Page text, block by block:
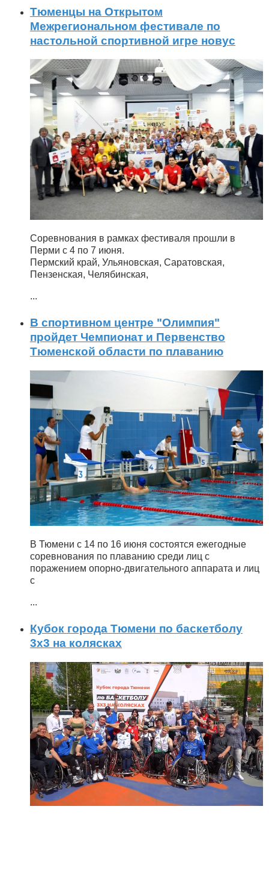
Тюменцы на Открытом
Межрегиональном фестивале по
настольной спортивной игре новус
Соревнования в рамках фестиваля прошли в
Перми с 4 по 7 июня.
Пермский край, Ульяновская, Саратовская,
Пензенская, Челябинская,
...
В спортивном центре "Олимпия"
пройдет Чемпионат и Первенство
Тюменской области по плаванию
В Тюмени с 14 по 16 июня состоятся ежегодные
соревнования по плаванию среди лиц с
поражением опорно-двигательного аппарата и лиц
с
...
Кубок города Тюмени по баскетболу
3x3 на колясках